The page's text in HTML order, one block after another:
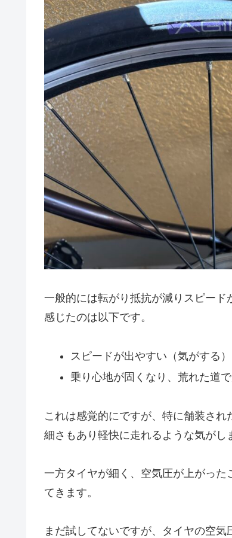
一般的には転がり抵抗が減りスピー
感じたのは以下です。
スピードが出やすい（気がする）
乗り心地が固くなり、荒れた道
これは感覚的にですが、特に舗装さ
細さもあり軽快に走れるような気がし
一方タイヤが細く、空気圧が上がっ
てきます。
まだ試してないですが、タイヤの空